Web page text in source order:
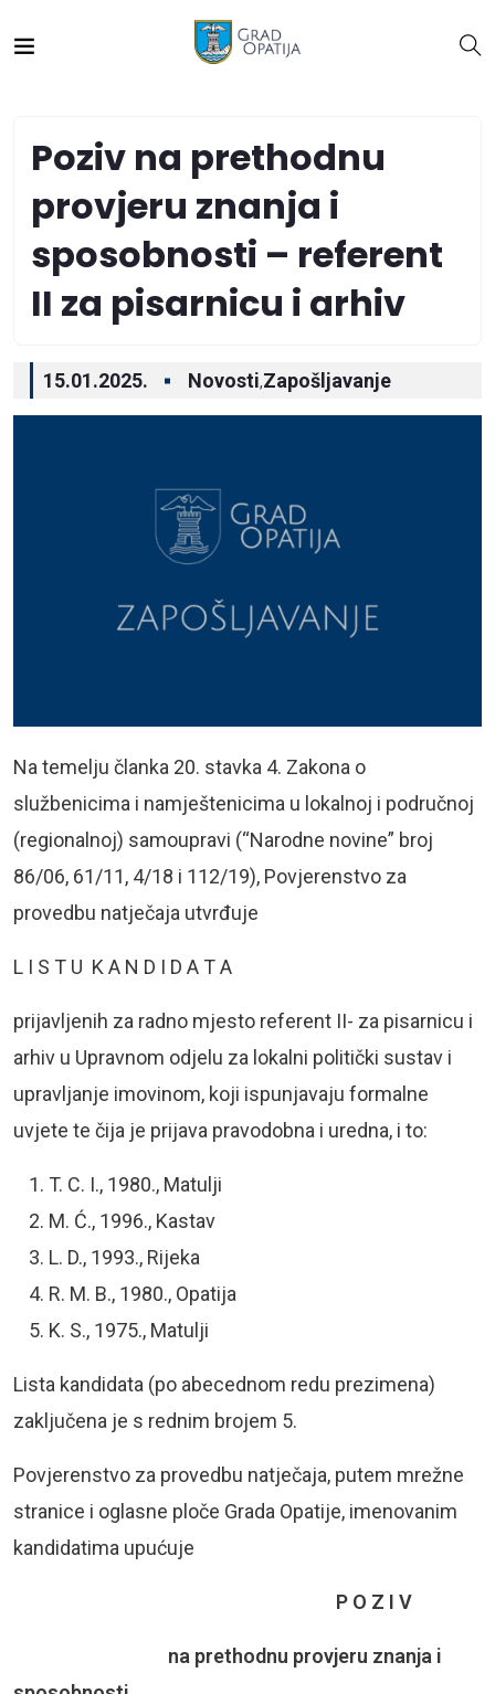
Poziv na prethodnu
provjeru znanja i
sposobnosti – referent
II za pisarnicu i arhiv
15.01.2025. Novosti,Zapošljavanje
Na temelju članka 20. stavka 4. Zakona o
službenicima i namještenicima u lokalnoj i područnoj
(regionalnoj) samoupravi (“Narodne novine” broj
86/06, 61/11, 4/18 i 112/19), Povjerenstvo za
provedbu natječaja utvrđuje
L I S T U K A N D I D A T A
prijavljenih za radno mjesto referent II- za pisarnicu i
arhiv u Upravnom odjelu za lokalni politički sustav i
upravljanje imovinom, koji ispunjavaju formalne
uvjete te čija je prijava pravodobna i uredna, i to:
T. C. I., 1980., Matulji
M. Ć., 1996., Kastav
L. D., 1993., Rijeka
R. M. B., 1980., Opatija
K. S., 1975., Matulji
Lista kandidata (po abecednom redu prezimena)
zaključena je s rednim brojem 5.
Povjerenstvo za provedbu natječaja, putem mrežne
stranice i oglasne ploče Grada Opatije, imenovanim
kandidatima upućuje
P O Z I V
na prethodnu provjeru znanja i